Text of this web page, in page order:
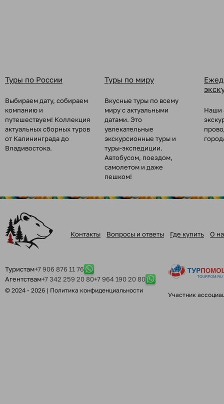
Туры по России
Выбираем дату, собираем
компанию и
путешествуем! Коллекция
актуальных сборных туров
от Калининграда до
Владивостока.
Туры по миру
Вкусные туры по всему
миру с актуальными
датами. Это
увлекательные
экскурсионные туры и
туры-экспедиции.
Автобусом, поездом,
самолетом и даже
пешком!
Наши
Контакты Вопросы и ответы Где купить О
Туристам+7 906 876 11 76
Агентствам+7 342 259 20 80+7 964 190 20 80
© 2024 - 2026 | Политика конфиденциальности
Участник